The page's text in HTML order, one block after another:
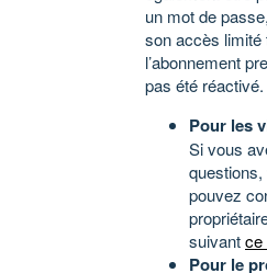
un mot de
son accès limité
l’abonnement
pas été réactivé.
Pour les
Si vous
questions,
pouvez
suivantce
Pour le